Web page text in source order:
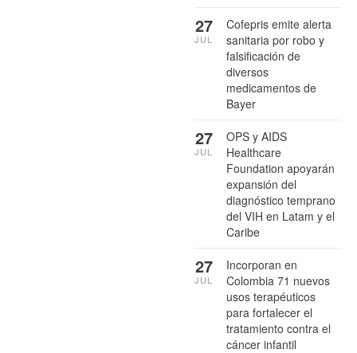
Cofepris emite alerta
sanitaria por robo y
falsificación de
diversos
medicamentos de
Bayer
27
JUL
OPS y AIDS
Healthcare
Foundation apoyarán
expansión del
diagnóstico temprano
del VIH en Latam y el
Caribe
27
JUL
Incorporan en
Colombia 71 nuevos
usos terapéuticos
para fortalecer el
tratamiento contra el
cáncer infantil
27
JUL